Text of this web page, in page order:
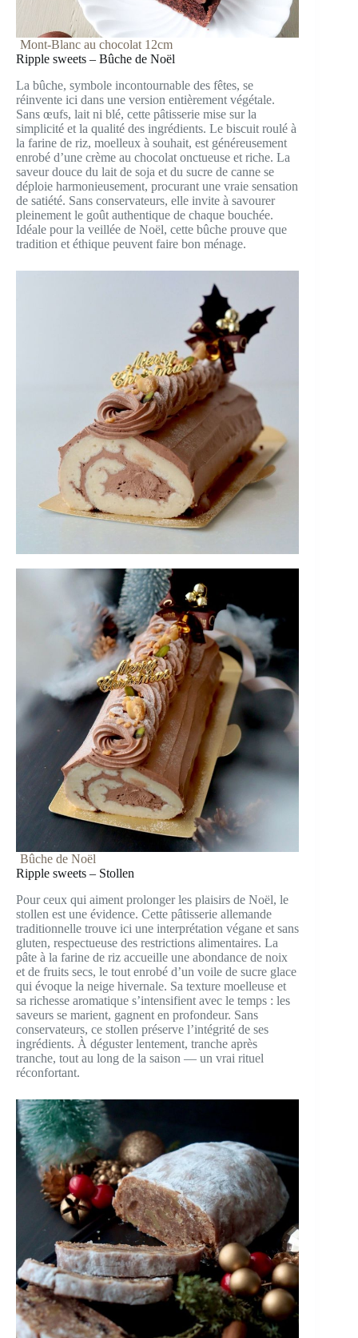
Mont-Blanc au chocolat 12cm
Ripple sweets – Bûche de Noël
La bûche, symbole incontournable des fêtes, se
réinvente ici dans une version entièrement végétale.
Sans œufs, lait ni blé, cette pâtisserie mise sur la
simplicité et la qualité des ingrédients. Le biscuit roulé à
la farine de riz, moelleux à souhait, est généreusement
enrobé d’une crème au chocolat onctueuse et riche. La
saveur douce du lait de soja et du sucre de canne se
déploie harmonieusement, procurant une vraie sensation
de satiété. Sans conservateurs, elle invite à savourer
pleinement le goût authentique de chaque bouchée.
Idéale pour la veillée de Noël, cette bûche prouve que
tradition et éthique peuvent faire bon ménage.
Bûche de Noël
Ripple sweets – Stollen
Pour ceux qui aiment prolonger les plaisirs de Noël, le
stollen est une évidence. Cette pâtisserie allemande
traditionnelle trouve ici une interprétation végane et sans
gluten, respectueuse des restrictions alimentaires. La
pâte à la farine de riz accueille une abondance de noix
et de fruits secs, le tout enrobé d’un voile de sucre glace
qui évoque la neige hivernale. Sa texture moelleuse et
sa richesse aromatique s’intensifient avec le temps : les
saveurs se marient, gagnent en profondeur. Sans
conservateurs, ce stollen préserve l’intégrité de ses
ingrédients. À déguster lentement, tranche après
tranche, tout au long de la saison — un vrai rituel
réconfortant.